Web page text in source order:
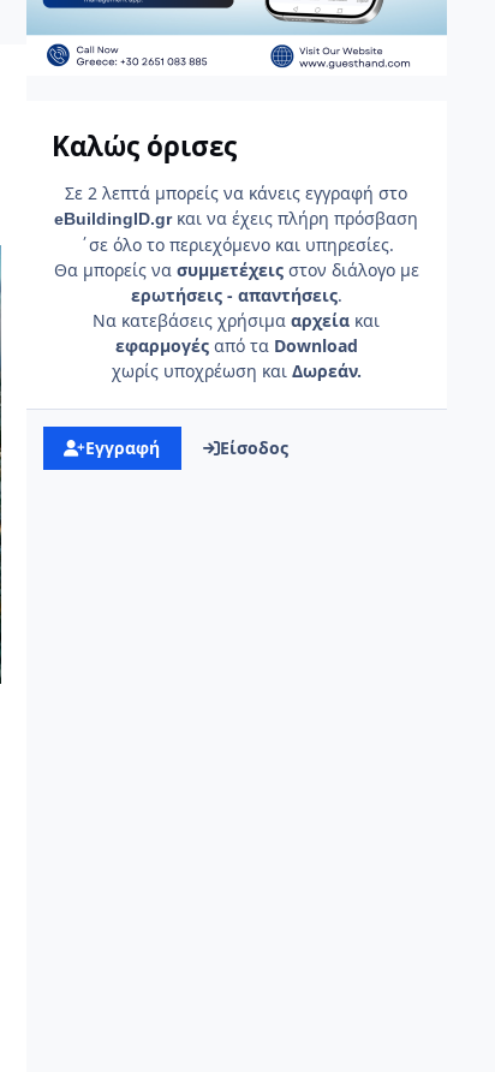
Καλώς όρισες
Σε 2 λεπτά μπορείς να κάνεις εγγραφή στο
eBuildingID.gr και να έχεις πλήρη πρόσβαση
΄σε όλο το περιεχόμενο και υπηρεσίες.
Θα μπορείς να συμμετέχειςστον διάλογο με
ερωτήσεις - απαντήσεις.
Να κατεβάσεις χρήσιμααρχεία και
εφαρμογέςαπό τα Download
χωρίς υποχρέωση και Δωρεάν.
Εγγραφή Είσοδος